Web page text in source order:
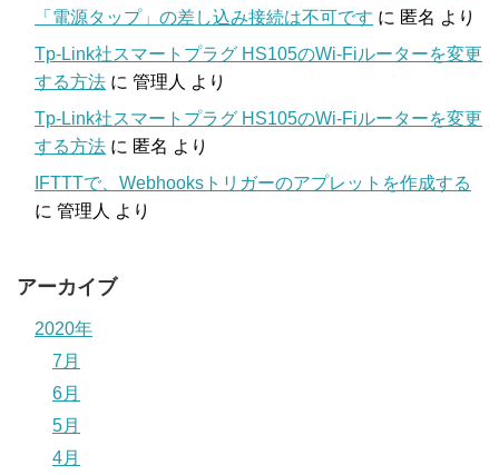
「電源タップ」の差し込み接続は不可です に 匿名 より
Tp-Link社スマートプラグ HS105のWi-Fiルーターを変更
する方法 に 管理人 より
Tp-Link社スマートプラグ HS105のWi-Fiルーターを変更
する方法 に 匿名 より
IFTTTで、Webhooksトリガーのアプレットを作成する
に 管理人 より
アーカイブ
2020年
7月
6月
5月
4月